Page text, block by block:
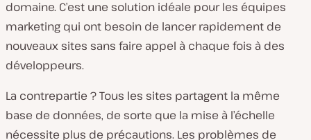
domaine. C’est une solution idéale pour les équipes
marketing qui ont besoin de lancer rapidement de
nouveaux sites sans faire appel à chaque fois à des
développeurs.
La contrepartie ? Tous les sites partagent la même
base de données, de sorte que la mise à l’échelle
nécessite plus de précautions. Les problèmes de